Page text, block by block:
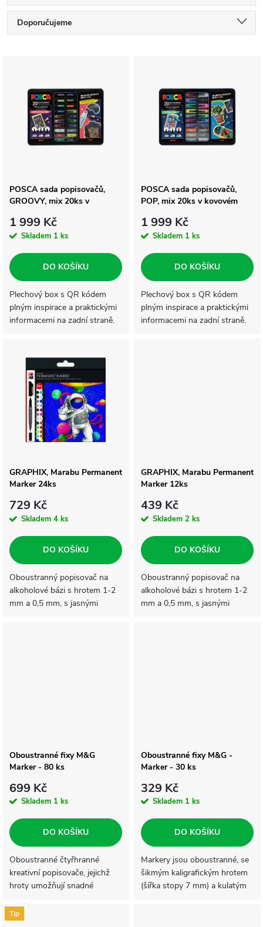
Ř
p
r
o
d
u
Doporučujeme
Nejprodávanější
Abecedně
s
p
r
o
d
u
POSCA sada popisovačů,
GROOVY, mix 20ks v
1 999 Kč
Skladem 1 ks
DO KOŠÍKU
Plechový box s QR kódem
plným inspirace a praktickými
informacemi na zadní straně.
velikostech (6 kusů PC-1M, 7
kusů PC-3M, 7kusů...
POSCA sada popisovačů,
POP, mix 20ks v kovovém
1 999 Kč
Skladem 1 ks
DO KOŠÍKU
Plechový box s QR kódem
plným inspirace a praktickými
informacemi na zadní straně.
GRAPHIX, Marabu Permanent
Marker 24ks
729 Kč
Skladem 4 ks
DO KOŠÍKU
Oboustranný popisovač na
alkoholové bázi s hrotem 1-2
mm a 0,5 mm, s jasnými
GRAPHIX, Marabu Permanent
Marker 12ks
439 Kč
Skladem 2 ks
DO KOŠÍKU
Oboustranný popisovač na
alkoholové bázi s hrotem 1-2
mm a 0,5 mm, s jasnými
Oboustranné fixy M&G
Marker - 80 ks
699 Kč
Skladem 1 ks
DO KOŠÍKU
Oboustranné čtyřhranné
kreativní popisovače, jejichž
hroty umožňují snadné
stínování.
Oboustranné fixy M&G -
Marker - 30 ks
329 Kč
Skladem 1 ks
DO KOŠÍKU
Markery jsou oboustranné, se
šikmým kaligrafickým hrotem
(šířka stopy 7 mm) a kulatým
Tip